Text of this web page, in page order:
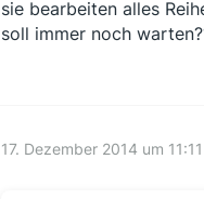
sie bearbeiten alles
soll immer noch
17. Dezember 2014 um 11:11